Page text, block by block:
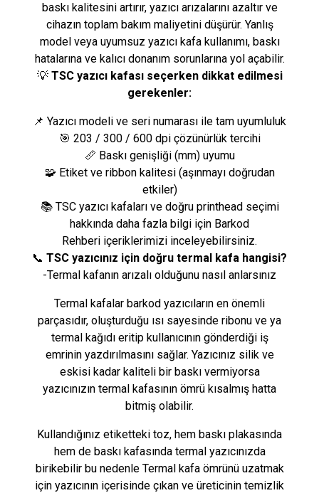
baskı kalitesini artırır, yazıcı arızalarını azaltır ve
cihazın toplam bakım maliyetini düşürür. Yanlış
model veya uyumsuz yazıcı kafa kullanımı, baskı
hatalarına ve kalıcı donanım sorunlarına yol açabilir.
💡 TSC yazıcı kafası seçerken dikkat edilmesi
gerekenler:
📌 Yazıcı modeli ve seri numarası ile tam uyumluluk
🎯 203 / 300 / 600 dpi çözünürlük tercihi
📏 Baskı genişliği (mm) uyumu
🧩 Etiket ve ribbon kalitesi (aşınmayı doğrudan
etkiler)
📚 TSC yazıcı kafaları ve doğru printheadseçimi
hakkında daha fazla bilgi için Barkod
Rehberi içeriklerimizi inceleyebilirsiniz.
📞 TSC yazıcınız için doğru termal kafa hangisi?
-Termal kafanın arızalı olduğunu nasıl anlarsınız
Termal kafalar barkod yazıcıların en önemli
parçasıdır, oluşturduğu ısı sayesinde ribonu ve ya
termal kağıdı eritip kullanıcının gönderdiği iş
emrinin yazdırılmasını sağlar. Yazıcınız silik ve
eskisi kadar kaliteli bir baskı vermiyorsa
yazıcınızın termal kafasının ömrü kısalmış hatta
bitmiş olabilir.
Kullandığınız etiketteki toz, hem baskı plakasında
hem de baskı kafasında termal yazıcınızda
birikebilir bu nedenle Termal kafa ömrünü uzatmak
için yazıcının içerisinde çıkan ve üreticinin temizlik